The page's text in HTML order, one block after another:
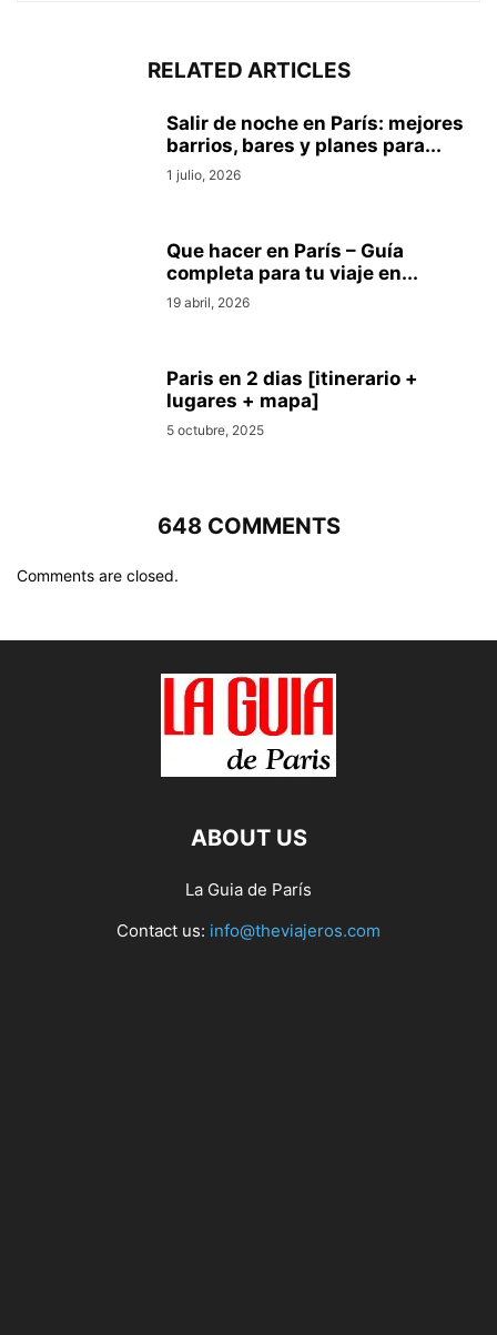
RELATED ARTICLES
Salir de noche en París: mejores
barrios, bares y planes para...
1 julio, 2026
Que hacer en Parí­s – Guí­a
completa para tu viaje en...
19 abril, 2026
Paris en 2 dias [itinerario +
lugares + mapa]
5 octubre, 2025
648 COMMENTS
Comments are closed.
ABOUT US
La Guia de París
Contact us: info@theviajeros.com